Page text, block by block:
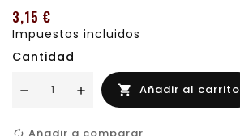
3,15 €
Impuestos incluidos
Cantidad
 Añadir al carrito